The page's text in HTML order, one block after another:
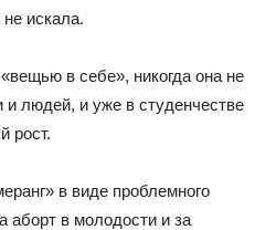
не искала.
в себе», никогда она не
и людей, и уже в студенчестве
рост.
в виде проблемного
аборт в молодости и за